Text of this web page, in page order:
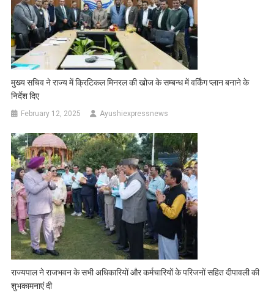
मुख्य सचिव ने राज्य में क्रिटिकल मिनरल की खोज के सम्बन्ध में वर्किंग प्लान बनाने के
निर्देश दिए
February 12, 2025 Ayushiexpressnews
राज्यपाल ने राजभवन के सभी अधिकारियों और कर्मचारियों के परिजनों सहित दीपावली की
शुभकामनाएं दी